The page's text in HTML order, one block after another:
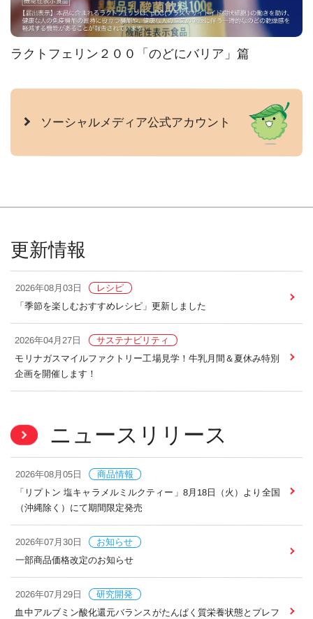
ラクトフェリン２００「のどにバリア」篇
ソーシャルメディア公式アカウント
更新情報
2026年08月03日 レシピ
「季節を楽しむおすすめレシピ」更新しました
2026年04月27日 サステナビリティ
モリナガスマイルファクトリー工場見学！牛乳月間＆夏休み特別
企画を開催します！
ニュースリリース
2026年08月05日 商品情報
「リプトン 塩キャラメルミルクティー」8月18日（火）より全国
（沖縄除く）にて期間限定発売
2026年07月30日 お知らせ
一部商品価格改定のお知らせ
2026年07月29日 研究開発
血中アルブミン酸化還元バランスがたんぱく質栄養状態とプレフ